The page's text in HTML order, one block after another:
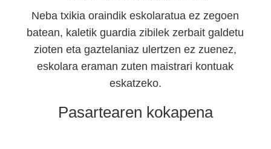
Neba txikia oraindik eskolaratua ez zegoen
batean, kaletik guardia zibilek zerbait galdetu
zioten eta gaztelaniaz ulertzen ez zuenez,
eskolara eraman zuten maistrari kontuak
eskatzeko.
Pasartearen kokapena